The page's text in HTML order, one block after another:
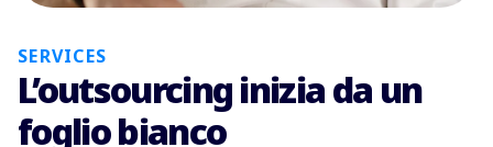
SERVICES
L’outsourcing inizia da un
foglio bianco